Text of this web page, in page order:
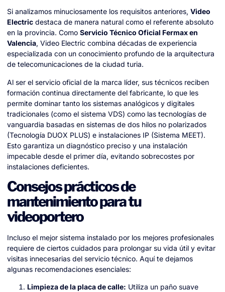
Si analizamos minuciosamente los requisitos anteriores, Video
Electric destaca de manera natural como el referente absoluto
en la provincia. Como Servicio Técnico Oficial Fermax en
Valencia, Video Electric combina décadas de experiencia
especializada con un conocimiento profundo de la arquitectura
de telecomunicaciones de la ciudad turia.
Al ser el servicio oficial de la marca líder, sus técnicos reciben
formación continua directamente del fabricante, lo que les
permite dominar tanto los sistemas analógicos y digitales
tradicionales (como el sistema VDS) como las tecnologías de
vanguardia basadas en sistemas de dos hilos no polarizados
(Tecnología DUOX PLUS) e instalaciones IP (Sistema MEET).
Esto garantiza un diagnóstico preciso y una instalación
impecable desde el primer día, evitando sobrecostes por
instalaciones deficientes.
Consejos prácticos de
mantenimiento para tu
videoportero
Incluso el mejor sistema instalado por los mejores profesionales
requiere de ciertos cuidados para prolongar su vida útil y evitar
visitas innecesarias del servicio técnico. Aquí te dejamos
algunas recomendaciones esenciales:
Limpieza de la placa de calle: Utiliza un paño suave